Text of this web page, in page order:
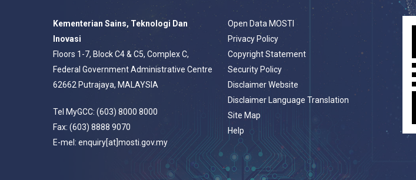
Kementerian Sains, Teknologi Dan
Inovasi
Floors 1-7, Block C4 & C5, Complex C,
Federal Government Administrative Centre
62662 Putrajaya, MALAYSIA
Tel MyGCC: (603) 8000 8000
Fax: (603) 8888 9070
E-mel: enquiry[at]mosti.gov.my
Open Data MOSTI
Privacy Policy
Copyright Statement
Security Policy
Disclaimer Website
Disclaimer Language Translation
Site Map
Help